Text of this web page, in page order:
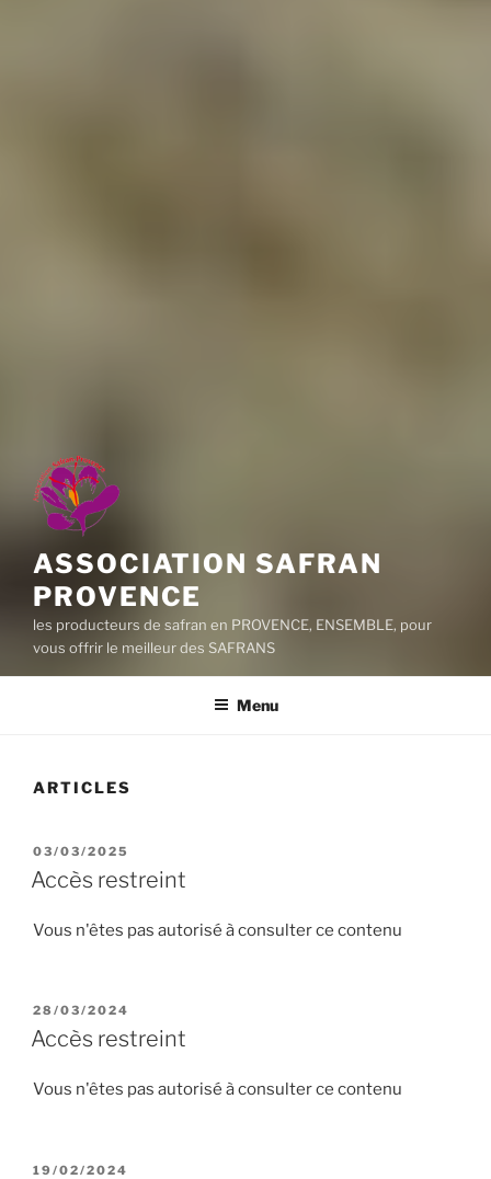
ASSOCIATION SAFRAN
PROVENCE
les producteurs de safran en PROVENCE, ENSEMBLE, pour
vous offrir le meilleur des SAFRANS
Menu
ARTICLES
PUBLIÉ
LE
03/03/2025
Accès restreint
Vous n'êtes pas autorisé à consulter ce contenu
PUBLIÉ
LE
28/03/2024
Accès restreint
Vous n'êtes pas autorisé à consulter ce contenu
PUBLIÉ
19/02/2024